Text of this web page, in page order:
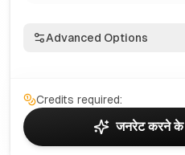
Advanced Options
Credits required:
जनरेट करने के